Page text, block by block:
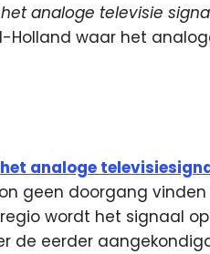
analoge televisie
Holland waar het
analoge
geen doorgang
wordt het signaal
de eerder